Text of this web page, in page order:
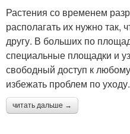
Растения со временем
располагать их нужно
другу. В больших по
специальные площадки и
свободный доступ к
избежать проблем по уходу.
читать дальше →